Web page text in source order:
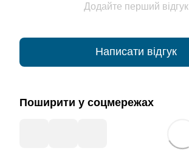
Додайте перший відгук
Написати відгук
Поширити у соцмережах